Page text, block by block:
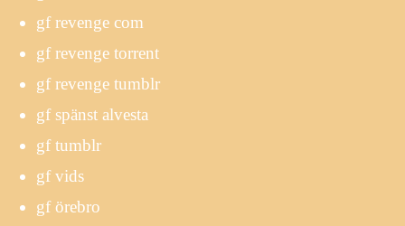
gf revenge com
gf revenge torrent
gf revenge tumblr
gf spänst alvesta
gf tumblr
gf vids
gf örebro